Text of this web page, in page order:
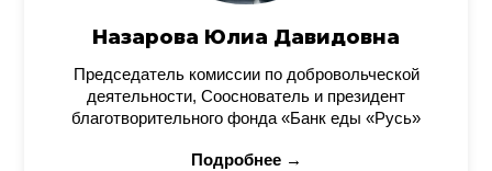
Назарова Юлиа Давидовна
Председатель комиссии по добровольческой
деятельности, Сооснователь и президент
благотворительного фонда «Банк еды «Русь»
Подробнее →